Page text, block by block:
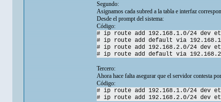
Segundo:
Asignamos cada subred a la tabla e interfaz
Desde el prompt del sistema:
Código:
# ip route add 192.168.1.0/24 dev
# ip route add default via
# ip route add 192.168.2.0/24 dev
# ip route add default via
Tercero:
Ahora hace falta asegurar que el servidor contesta
Código:
# ip route add 192.168.1.0/24 dev
# ip route add 192.168.2.0/24 dev